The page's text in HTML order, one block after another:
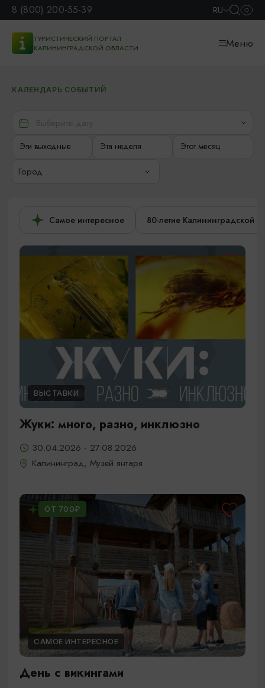
8 (800) 200-55-39 RU
ТУРИСТИЧЕСКИЙ ПОРТАЛ
КАЛИНИНГРАДСКОЙ ОБЛАСТИ
Меню
КАЛЕНДАРЬ СОБЫТИЙ
Эти выходные Эта неделя Этот месяц
Город
Самое интересное 80-летие Калининградской
ВЫСТАВКИ
Жуки: много, разно, инклюзно
30.04.2026 - 27.08.2026
Калининград, Музей янтаря
ОТ 700₽
САМОЕ ИНТЕРЕСНОЕ
День с викингами